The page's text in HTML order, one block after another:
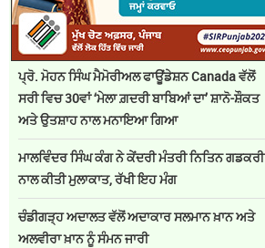
ਪ੍ਰੋ. ਮੋਹਨ ਸਿੰਘ ਮੈਮੋਰੀਅਲ ਫਾਊਂਡੇਸ਼ਨ Canada ਵੱਲੋਂ
ਸਰੀ ਵਿਚ 30ਵਾਂ ‘ਮੇਲਾ ਗ਼ਦਰੀ ਬਾਬਿਆਂ ਦਾ’ ਸ਼ਾਨੋ-ਸ਼ੌਕਤ
ਅਤੇ ਉਤਸ਼ਾਹ ਨਾਲ ਮਨਾਇਆ ਗਿਆ
ਮਾਲਵਿੰਦਰ ਸਿੰਘ ਕੰਗ ਨੇ ਕੇਂਦਰੀ ਮੰਤਰੀ ਨਿਤਿਨ ਗਡਕਰੀ
ਨਾਲ ਕੀਤੀ ਮੁਲਾਕਾਤ, ਰੱਖੀ ਇਹ ਮੰਗ
ਚੰਡੀਗੜ੍ਹ ਅਦਾਲਤ ਵੱਲੋਂ ਅਦਾਕਾਰ ਸਲਮਾਨ ਖ਼ਾਨ ਅਤੇ
ਅਲਵੀਰਾ ਖ਼ਾਨ ਨੂੰ ਸੰਮਨ ਜਾਰੀ